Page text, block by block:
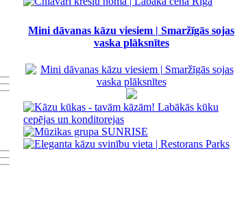
Mini dāvanas kāzu viesiem | Smaržīgās sojas
vaska plāksnītes